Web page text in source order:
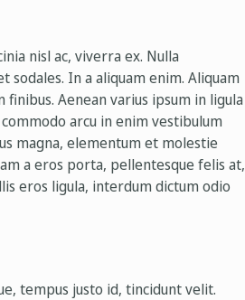
nisl ac, viverra ex. Nulla
sodales. In a aliquam enim. Aliquam
Aenean varius ipsum in ligula
arcu in enim vestibulum
magna, elementum et molestie
a eros porta, pellentesque felis at,
eros ligula, interdum dictum odio
tempus justo id, tincidunt velit.